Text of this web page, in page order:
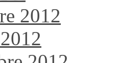
2012